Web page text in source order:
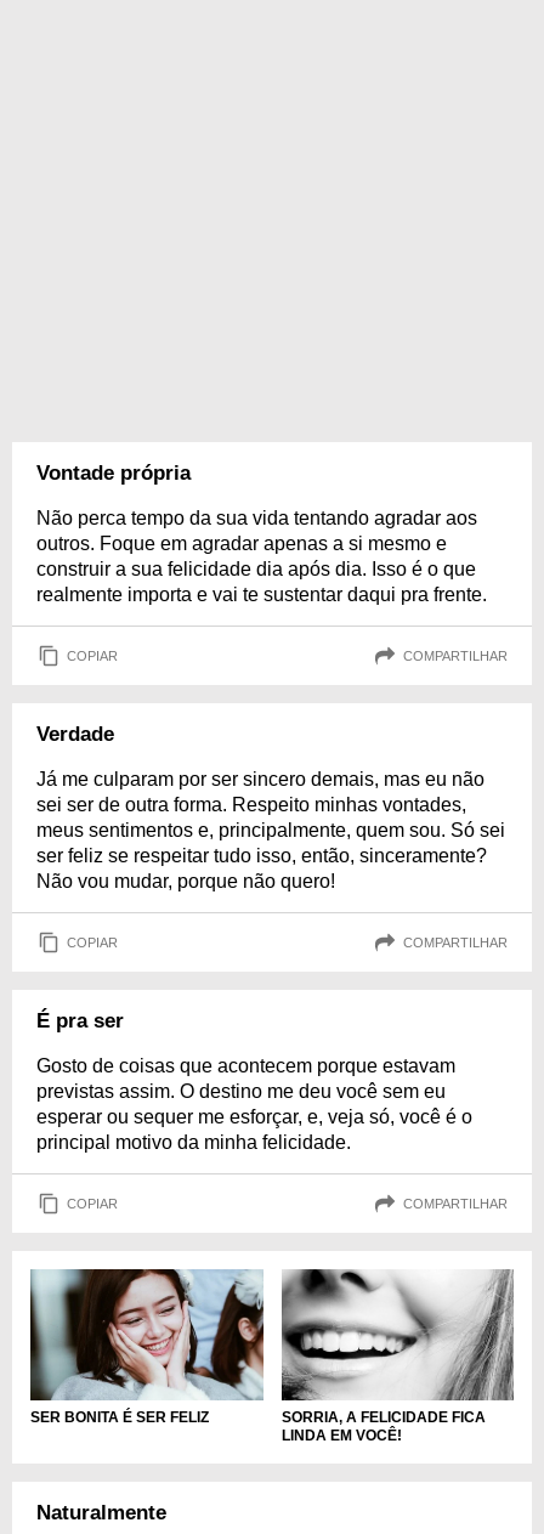
Vontade própria
Não perca tempo da sua vida tentando agradar aos
outros. Foque em agradar apenas a si mesmo e
construir a sua felicidade dia após dia. Isso é o que
realmente importa e vai te sustentar daqui pra frente.
COPIAR COMPARTILHAR
Verdade
Já me culparam por ser sincero demais, mas eu não
sei ser de outra forma. Respeito minhas vontades,
meus sentimentos e, principalmente, quem sou. Só sei
ser feliz se respeitar tudo isso, então, sinceramente?
Não vou mudar, porque não quero!
COPIAR COMPARTILHAR
É pra ser
Gosto de coisas que acontecem porque estavam
previstas assim. O destino me deu você sem eu
esperar ou sequer me esforçar, e, veja só, você é o
principal motivo da minha felicidade.
COPIAR COMPARTILHAR
SER BONITA É SER FELIZ
SORRIA, A FELICIDADE FICA
LINDA EM VOCÊ!
Naturalmente